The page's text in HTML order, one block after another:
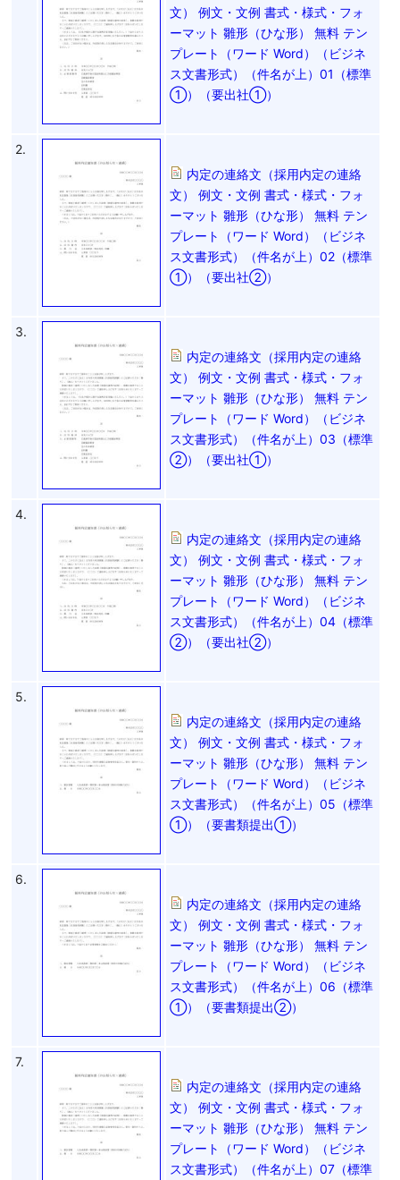
文） 例文・文例 書式・様式・フォ
ーマット 雛形（ひな形） 無料 テン
プレート（ワード Word）（ビジネ
ス文書形式）（件名が上）01（標準
①）（要出社①）
2.
内定の連絡文（採用内定の連絡
文） 例文・文例 書式・様式・フォ
ーマット 雛形（ひな形） 無料 テン
プレート（ワード Word）（ビジネ
ス文書形式）（件名が上）02（標準
①）（要出社②）
3.
内定の連絡文（採用内定の連絡
文） 例文・文例 書式・様式・フォ
ーマット 雛形（ひな形） 無料 テン
プレート（ワード Word）（ビジネ
ス文書形式）（件名が上）03（標準
②）（要出社①）
4.
内定の連絡文（採用内定の連絡
文） 例文・文例 書式・様式・フォ
ーマット 雛形（ひな形） 無料 テン
プレート（ワード Word）（ビジネ
ス文書形式）（件名が上）04（標準
②）（要出社②）
5.
内定の連絡文（採用内定の連絡
文） 例文・文例 書式・様式・フォ
ーマット 雛形（ひな形） 無料 テン
プレート（ワード Word）（ビジネ
ス文書形式）（件名が上）05（標準
①）（要書類提出①）
6.
内定の連絡文（採用内定の連絡
文） 例文・文例 書式・様式・フォ
ーマット 雛形（ひな形） 無料 テン
プレート（ワード Word）（ビジネ
ス文書形式）（件名が上）06（標準
①）（要書類提出②）
7.
内定の連絡文（採用内定の連絡
文） 例文・文例 書式・様式・フォ
ーマット 雛形（ひな形） 無料 テン
プレート（ワード Word）（ビジネ
ス文書形式）（件名が上）07（標準